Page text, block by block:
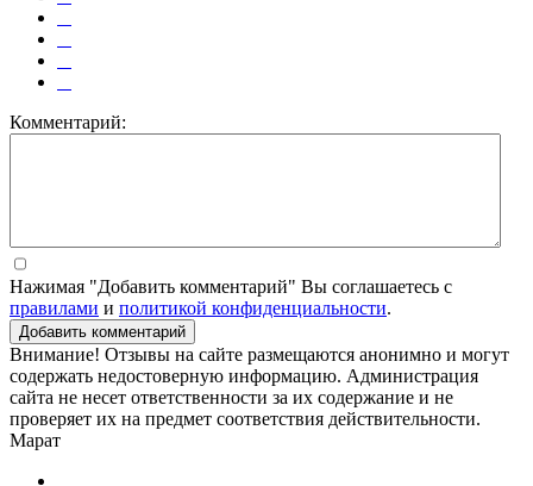
Комментарий:
Нажимая "Добавить комментарий" Вы соглашаетесь с
правилами и политикой конфиденциальности.
Добавить комментарий
Внимание! Отзывы на сайте размещаются анонимно и могут
содержать недостоверную информацию. Администрация
сайта не несет ответственности за их содержание и не
проверяет их на предмет соответствия действительности.
Марат